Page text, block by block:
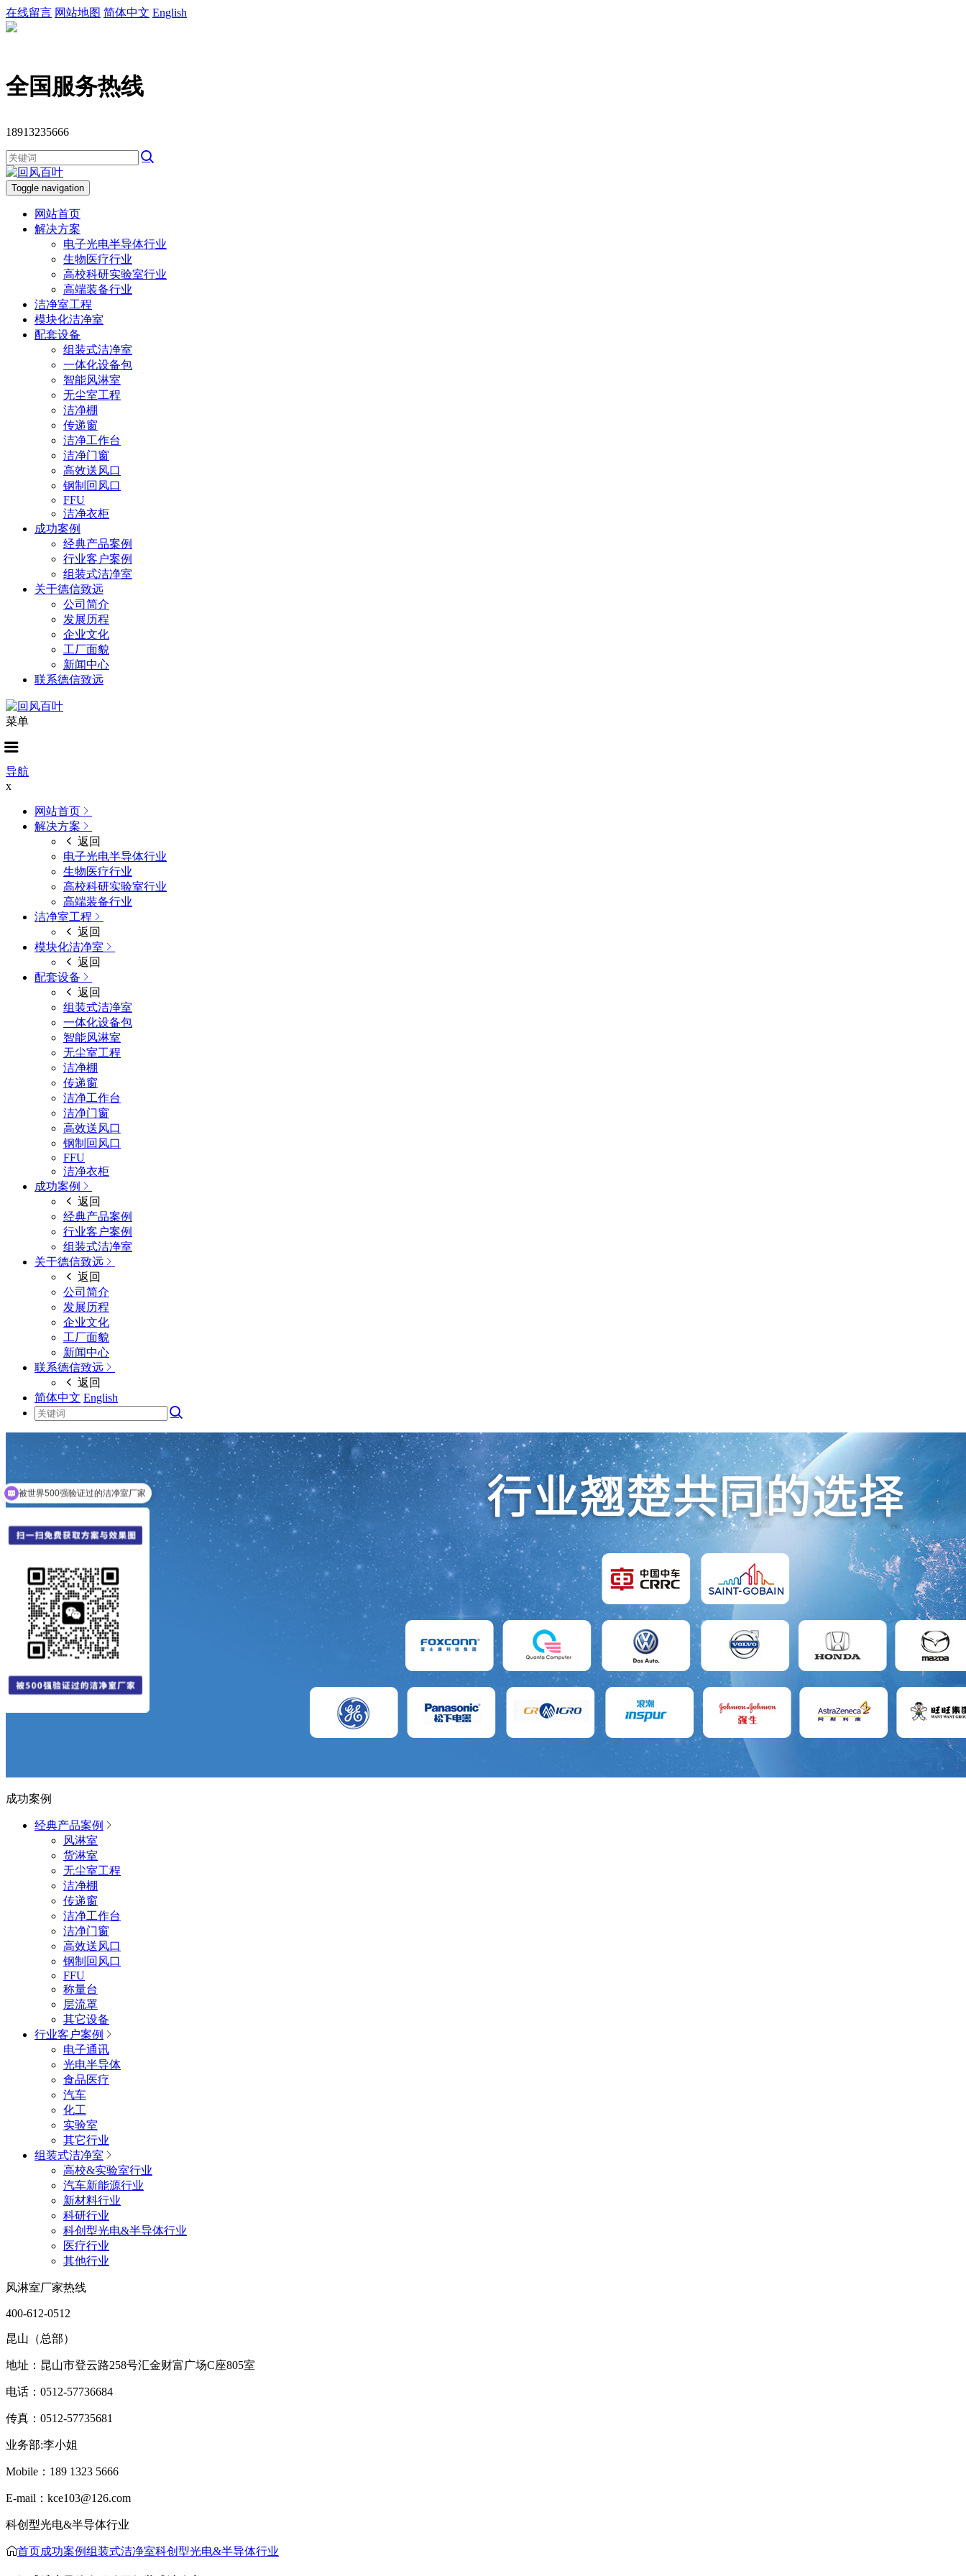
在线留言 网站地图 简体中文 English
全国服务热线
18913235666
Toggle navigation
网站首页
解决方案
电子光电半导体行业
生物医疗行业
高校科研实验室行业
高端装备行业
洁净室工程
模块化洁净室
配套设备
组装式洁净室
一体化设备包
智能风淋室
无尘室工程
洁净棚
传递窗
洁净工作台
洁净门窗
高效送风口
钢制回风口
FFU
洁净衣柜
成功案例
经典产品案例
行业客户案例
组装式洁净室
关于德信致远
公司简介
发展历程
企业文化
工厂面貌
新闻中心
联系德信致远
菜单
导航
x
网站首页
解决方案
返回
电子光电半导体行业
生物医疗行业
高校科研实验室行业
高端装备行业
洁净室工程
返回
模块化洁净室
返回
配套设备
返回
组装式洁净室
一体化设备包
智能风淋室
无尘室工程
洁净棚
传递窗
洁净工作台
洁净门窗
高效送风口
钢制回风口
FFU
洁净衣柜
成功案例
返回
经典产品案例
行业客户案例
组装式洁净室
关于德信致远
返回
公司简介
发展历程
企业文化
工厂面貌
新闻中心
联系德信致远
返回
简体中文 English
成功案例
经典产品案例
风淋室
货淋室
无尘室工程
洁净棚
传递窗
洁净工作台
洁净门窗
高效送风口
钢制回风口
FFU
称量台
层流罩
其它设备
行业客户案例
电子通讯
光电半导体
食品医疗
汽车
化工
实验室
其它行业
组装式洁净室
高校&实验室行业
汽车新能源行业
新材料行业
科研行业
科创型光电&半导体行业
医疗行业
其他行业
风淋室厂家热线
400-612-0512
昆山（总部）
地址：昆山市登云路258号汇金财富广场C座805室
电话：0512-57736684
传真：0512-57735681
业务部:李小姐
Mobile：189 1323 5666
E-mail：kce103@126.com
科创型光电&半导体行业
首页成功案例组装式洁净室科创型光电&半导体行业
免费方案，免费报价，免费3D效果图
被世界500强验证过的洁净室厂家